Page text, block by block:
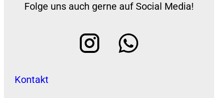
Folge uns auch gerne auf Social Media!
Kontakt